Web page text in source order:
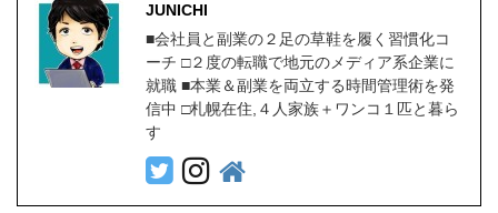
JUNICHI
■会社員と副業の２足の草鞋を履く習慣化コ
ーチ □２度の転職で地元のメディア系企業に
就職 ■本業＆副業を両立する時間管理術を発
信中 □札幌在住,４人家族＋ワンコ１匹と暮ら
す